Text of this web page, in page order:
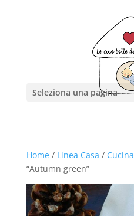
Seleziona una pagina
Home/ Linea Casa / Cucina
“Autumn green”